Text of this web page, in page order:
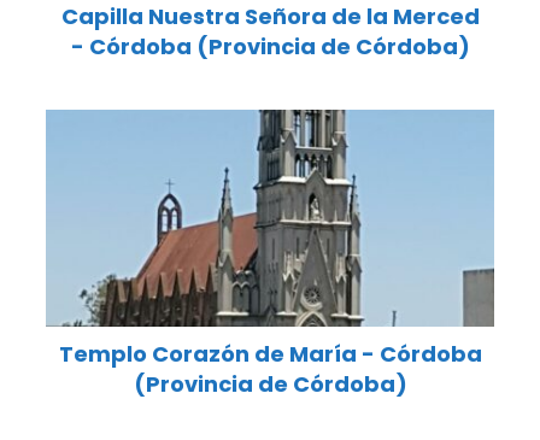
Capilla Nuestra Señora de la Merced
- Córdoba (Provincia de Córdoba)
Templo Corazón de María - Córdoba
(Provincia de Córdoba)